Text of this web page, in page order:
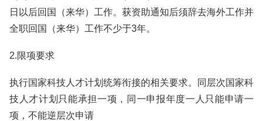
日以后回国（来华）工作。获资助通知后须辞去海外工作并
全职回国（来华）工作不少于3年。
2.限项要求
执行国家科技人才计划统筹衔接的相关要求。同层次国家科
技人才计划只能承担一项，同一申报年度一人只能申请一
项，不能逆层次申请